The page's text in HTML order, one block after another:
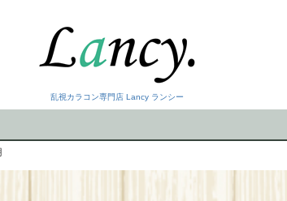
乱視カラコン専門店 Lancy ランシー